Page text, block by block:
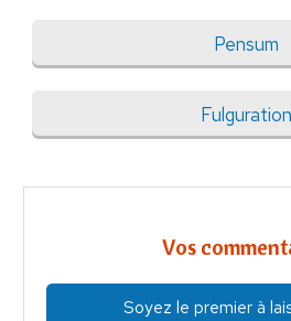
Pensum
Fulguration
Vos
Soyez le premier à